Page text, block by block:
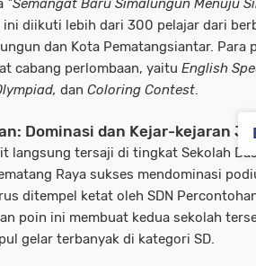
ini diikuti lebih dari 300 pelajar dari
dan Kota Pematangsiantar. Para
cabang perlombaan, yaitu English
dan Coloring Contest
Dominasi dan Kejar-kejaran
langsung tersaji di tingkat Sekolah
Raya sukses mendominasi
ditempel ketat oleh SDN
poin ini membuat kedua sekolah
gelar terbanyak di kategori SD.